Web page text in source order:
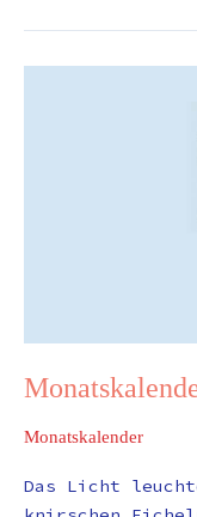
Monatskalender
Das Licht